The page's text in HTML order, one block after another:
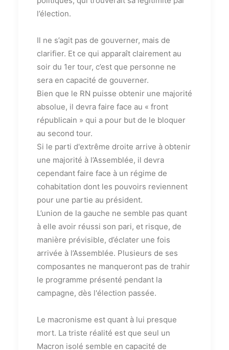
l’élection.
Il ne s’agit pas de gouverner, mais de
clarifier. Et ce qui apparaît clairement au
soir du 1er tour, c’est que personne ne
sera en capacité de gouverner.
Bien que le RN puisse obtenir une majorité
absolue, il devra faire face au « front
républicain » qui a pour but de le bloquer
au second tour.
Si le parti d'extrême droite arrive à obtenir
une majorité à l’Assemblée, il devra
cependant faire face à un régime de
cohabitation dont les pouvoirs reviennent
pour une partie au président.
L’union de la gauche ne semble pas quant
à elle avoir réussi son pari, et risque, de
manière prévisible, d’éclater une fois
arrivée à l’Assemblée. Plusieurs de ses
composantes ne manqueront pas de trahir
le programme présenté pendant la
campagne, dès l'élection passée.
Le macronisme est quant à lui presque
mort. La triste réalité est que seul un
Macron isolé semble en capacité de